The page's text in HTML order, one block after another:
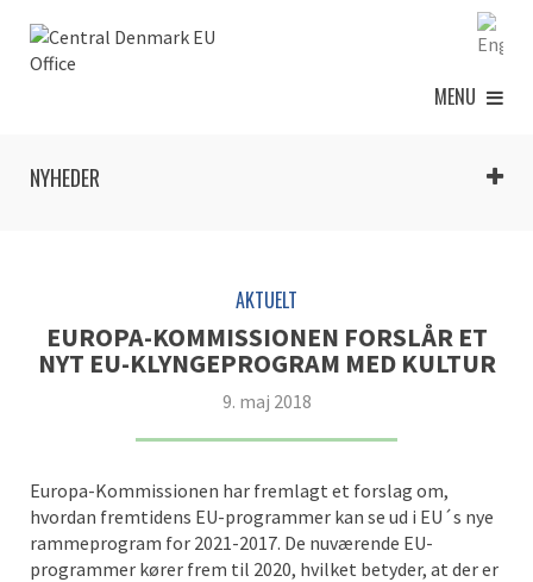
MENU
NYHEDER
AKTUELT
EUROPA-KOMMISSIONEN FORSLÅR ET
NYT EU-KLYNGEPROGRAM MED KULTUR
9. maj 2018
Europa-Kommissionen har fremlagt et forslag om,
hvordan fremtidens EU-programmer kan se ud i EU´s nye
rammeprogram for 2021-2017. De nuværende EU-
programmer kører frem til 2020, hvilket betyder, at der er